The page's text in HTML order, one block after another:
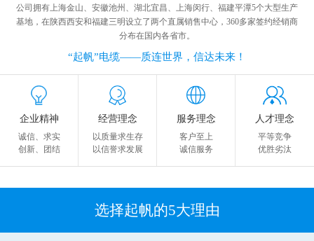
公司拥有上海金山、安徽池州、湖北宜昌、上海闵行、福建平潭5个大型生产
基地，在陕西西安和福建三明设立了两个直属销售中心，360多家签约经销商
分布在国内各省市。
“起帆”电缆——质连世界，信达未来！
企业精神
诚信、求实
创新、团结
经营理念
以质量求生存
以信誉求发展
服务理念
客户至上
诚信服务
人才理念
平等竞争
优胜劣汰
选择起帆的5大理由